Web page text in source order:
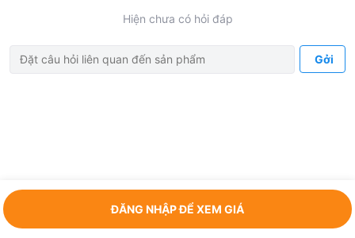
ĐĂNG NHẬP ĐỂ XEM GIÁ
Hiện chưa có hỏi đáp
Gởi